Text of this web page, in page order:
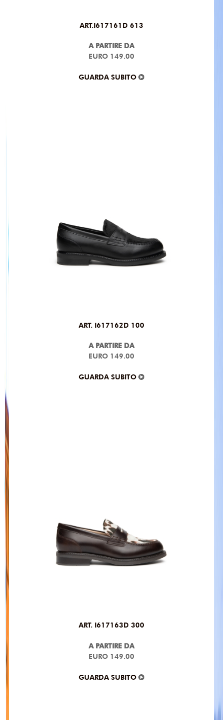
ART.I617161D 613
A PARTIRE DA
EURO 149.00
GUARDA SUBITO
ART. I617162D 100
A PARTIRE DA
EURO 149.00
GUARDA SUBITO
ART. I617163D 300
A PARTIRE DA
EURO 149.00
GUARDA SUBITO